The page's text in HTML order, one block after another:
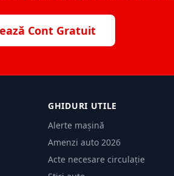
Cont Gratuit
GHIDURI UTILE
Alerte mașină
Amenzi auto 2026
Acte necesare circulație